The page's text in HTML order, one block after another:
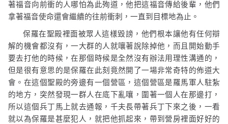
著福音向前衝的人哪怕為此殉道，他把這福音傳給後輩，他們
拿著福音使命還會繼續的往前衝刺，一直到目標地為止。
保羅在聖殿裡面被眾人這樣毀謗，他們根本讓他有任何辯
解的機會都沒有，一大群的人就嚷著說除掉他，而且開始動手
要去打他的時候，在那個時候是全然沒有辦法用理性溝通的，
但是很有意思的是保羅在此刻竟然開了一場非常奇特的佈道大
會。在這個聖殿的旁邊有一個營區，這個營區是羅馬軍人駐紮
的地方，突然發現一群人在底下亂嚷，圍著一個人在那邊打，
所以這個兵丁馬上就去通報，千夫長帶著兵丁下來之後，一看
就以為保羅是甚麼犯人，就把他抓起來，帶到營房裡面好好的